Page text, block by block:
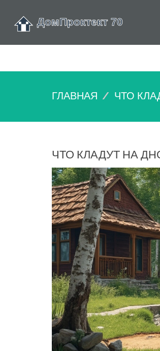
ГЛАВНАЯ ЧТО
ЧТО КЛАДУТ НА